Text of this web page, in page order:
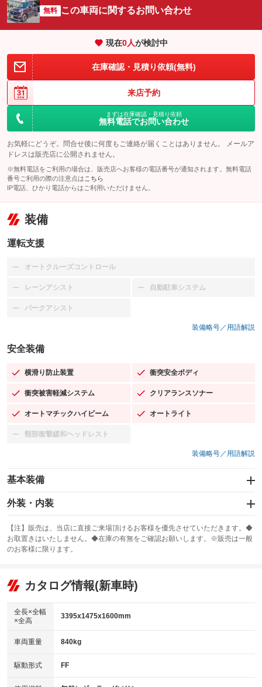
無料 この車両に関するお問い合わせ
現在0人が検討中
在庫確認・見積り依頼(無料)
来店予約
まずは在庫確認・見積り依頼
無料電話でお問い合わせ
お気軽にどうぞ。問合せ後に何度もご連絡が届くことはありません。 メールア
ドレスは販売店に公開されません。
※無料電話をご利用の場合は、販売店へお客様の電話番号が通知されます。無料電話
番号ご利用の際の注意点は こちら
IP電話、ひかり電話からはご利用いただけません。
装備
運転支援
オートクルーズコントロール
：装備なし
レーンアシスト
：装備なし 自動駐車システム
：装備なし
パークアシスト
：装備なし
装備略号／用語解説
安全装備
横滑り防止装置
：装備あり 衝突安全ボディ
：装備あり
衝突被害軽減システム
：装備あり クリアランスソナー
：装備あり
オートマチックハイビーム
：装備あり オートライト
：装備あり
頸部衝撃緩和ヘッドレスト
：装備なし
装備略号／用語解説
基本装備
エアバッグ：運転席/助手席
：装備あり
：装備なし
サンルーフ
：装備なし ABS
リフトアップ
：装備なし
：装備なし
パワーウィンドウ
アイドリングストップ
：装備あり
USB入力端子
：装備なし
外装・内装
カーナビ：SDナビ
：装備あり
TV：フルセグ
：装備あり
ビジュアル
：装備なし
：装備なし
革シート
キーレス
HID(キセノンライト)
：装備なし
【注】販売は、当店に直接ご来場頂けるお客様を優先させていただきます。◆
お取置きはいたしません。◆在庫の有無をご確認お願いします。※販売は一般
のお客様に限ります。
カタログ情報(新車時)
全長×全幅
×全高
3395x1475x1600mm
車両重量 840kg
駆動形式 FF